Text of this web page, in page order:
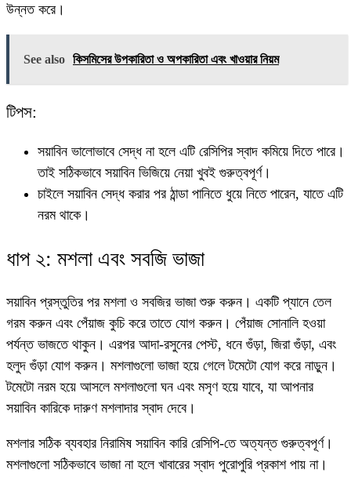
উন্নত করে।
See also কিসমিসের উপকারিতা ও অপকারিতা এবং খাওয়ার নিয়ম
টিপস:
সয়াবিন ভালোভাবে সেদ্ধ না হলে এটি রেসিপির স্বাদ কমিয়ে দিতে পারে।
তাই সঠিকভাবে সয়াবিন ভিজিয়ে নেয়া খুবই গুরুত্বপূর্ণ।
চাইলে সয়াবিন সেদ্ধ করার পর ঠান্ডা পানিতে ধুয়ে নিতে পারেন, যাতে এটি
নরম থাকে।
ধাপ ২: মশলা এবং সবজি ভাজা
সয়াবিন প্রস্তুতির পর মশলা ও সবজির ভাজা শুরু করুন। একটি প্যানে তেল
গরম করুন এবং পেঁয়াজ কুচি করে তাতে যোগ করুন। পেঁয়াজ সোনালি হওয়া
পর্যন্ত ভাজতে থাকুন। এরপর আদা-রসুনের পেস্ট, ধনে গুঁড়া, জিরা গুঁড়া, এবং
হলুদ গুঁড়া যোগ করুন। মশলাগুলো ভাজা হয়ে গেলে টমেটো যোগ করে নাড়ুন।
টমেটো নরম হয়ে আসলে মশলাগুলো ঘন এবং মসৃণ হয়ে যাবে, যা আপনার
সয়াবিন কারিকে দারুণ মশলাদার স্বাদ দেবে।
মশলার সঠিক ব্যবহার নিরামিষ সয়াবিন কারি রেসিপি-তে অত্যন্ত গুরুত্বপূর্ণ।
মশলাগুলো সঠিকভাবে ভাজা না হলে খাবারের স্বাদ পুরোপুরি প্রকাশ পায় না।